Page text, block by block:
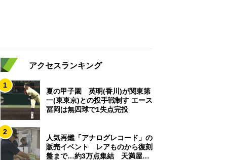
アクセスランキング
1
夏の甲子園 英明(香川)が関東第
一(東東京)との投手戦制す エース
冨岡は無四球で1失点完投
2
人気再燃「アナログレコード」の
販売イベント レアものから復刻
盤まで…約3万点集結 天満屋岡